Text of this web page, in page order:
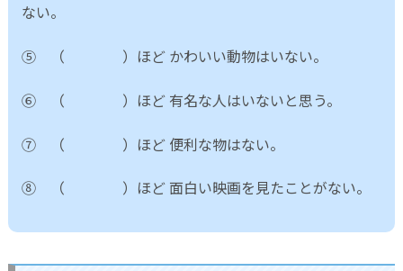
ない。
⑤ （ ）ほど かわいい動物はいない。
⑥ （ ）ほど 有名な人はいないと思う。
⑦ （ ）ほど 便利な物はない。
⑧ （ ）ほど 面白い映画を見たことがない。